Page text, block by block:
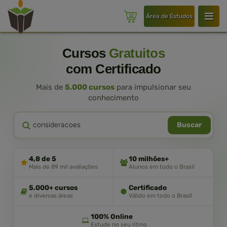
Área de Estudos
Cursos Gratuitos
com Certificado
Mais de 5.000 cursos para impulsionar seu
conhecimento
Buscar
4,8 de 5
Mais de 89 mil avaliações
10 milhões+
Alunos em todo o Brasil
5.000+ cursos
e diversas áreas
Certificado
Válido em todo o Brasil
100% Online
Estude no seu ritmo